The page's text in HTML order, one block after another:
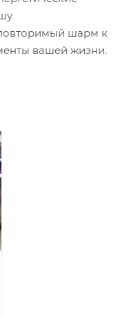
шарм к
вашей жизни.